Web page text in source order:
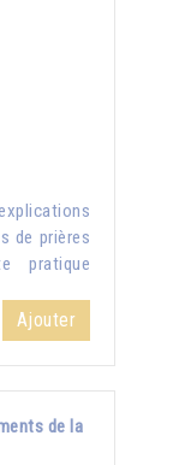
de prières
pratique
Ajouter
de la